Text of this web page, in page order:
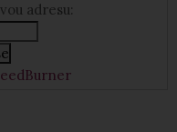
adresu: